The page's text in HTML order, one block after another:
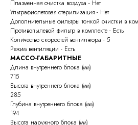
Плазменная очистка воздуха - Нет
Ультрафиолетовая стерилизация - Нет
Дополнительные фильтры тонкой очистки в
Противопылевой фильтр в комплекте - Есть
Количество скоростей вентилятора - 5
Режим вентиляции - Есть
МАССО-ГАБАРИТНЫЕ
Длина внутреннего блока (мм)
715
Высота внутреннего блока (мм)
285
Глубина внутреннего блока (мм)
194
Высота наружного блока (мм)